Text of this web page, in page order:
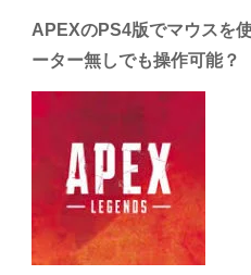
APEXのPS4版でマウスを
ーター無しでも操作可能？